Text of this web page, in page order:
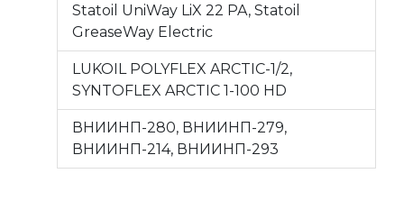
Statoil UniWay LiX 22 PA, Statoil
GreaseWay Electric
LUKOIL POLYFLEX ARCTIC-1/2,
SYNTOFLEX ARCTIC 1-100 HD
ВНИИНП-280, ВНИИНП-279,
ВНИИНП-214, ВНИИНП-293